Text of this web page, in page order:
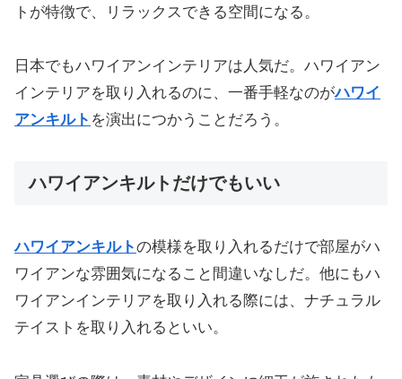
トが特徴で、リラックスできる空間になる。
日本でもハワイアンインテリアは人気だ。ハワイアン
インテリアを取り入れるのに、一番手軽なのがハワイ
アンキルト を演出につかうことだろう。
ハワイアンキルトだけでもいい
ハワイアンキルトの模様を取り入れるだけで部屋がハ
ワイアンな雰囲気になること間違いなしだ。他にもハ
ワイアンインテリアを取り入れる際には、ナチュラル
テイストを取り入れるといい。